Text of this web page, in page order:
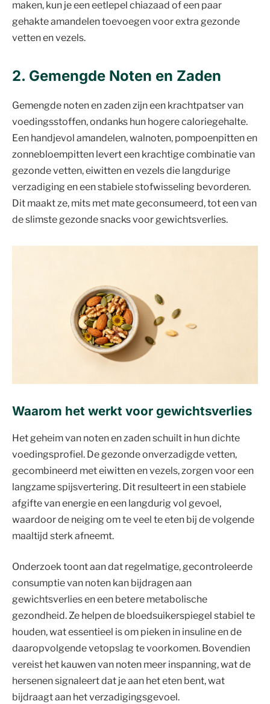
maken, kun je een eetlepel chiazaad of een paar
gehakte amandelen toevoegen voor extra gezonde
vetten en vezels.
2. Gemengde Noten en Zaden
Gemengde noten en zaden zijn een krachtpatser van
voedingsstoffen, ondanks hun hogere caloriegehalte.
Een handjevol amandelen, walnoten, pompoenpitten en
zonnebloempitten levert een krachtige combinatie van
gezonde vetten, eiwitten en vezels die langdurige
verzadiging en een stabiele stofwisseling bevorderen.
Dit maakt ze, mits met mate geconsumeerd, tot een van
de slimste gezonde snacks voor gewichtsverlies.
Waarom het werkt voor gewichtsverlies
Het geheim van noten en zaden schuilt in hun dichte
voedingsprofiel. De gezonde onverzadigde vetten,
gecombineerd met eiwitten en vezels, zorgen voor een
langzame spijsvertering. Dit resulteert in een stabiele
afgifte van energie en een langdurig vol gevoel,
waardoor de neiging om te veel te eten bij de volgende
maaltijd sterk afneemt.
Onderzoek toont aan dat regelmatige, gecontroleerde
consumptie van noten kan bijdragen aan
gewichtsverlies en een betere metabolische
gezondheid. Ze helpen de bloedsuikerspiegel stabiel te
houden, wat essentieel is om pieken in insuline en de
daaropvolgende vetopslag te voorkomen. Bovendien
vereist het kauwen van noten meer inspanning, wat de
hersenen signaleert dat je aan het eten bent, wat
bijdraagt aan het verzadigingsgevoel.